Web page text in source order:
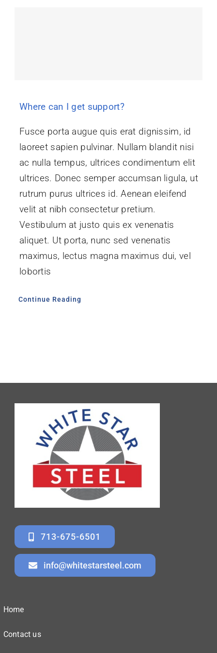
Where can I get support?
Fusce porta augue quis erat dignissim, id
laoreet sapien pulvinar. Nullam blandit nisi
ac nulla tempus, ultrices condimentum elit
ultrices. Donec semper accumsan ligula, ut
rutrum purus ultrices id. Aenean eleifend
velit at nibh consectetur pretium.
Vestibulum at justo quis ex venenatis
aliquet. Ut porta, nunc sed venenatis
maximus, lectus magna maximus dui, vel
lobortis
Continue Reading
713-675-6501
info@whitestarsteel.com
Home
Contact us